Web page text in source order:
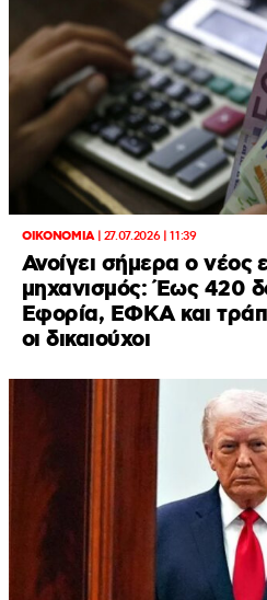
ΟΙΚΟΝΟΜΙΑ| 27.07.2026 | 11:39
Ανοίγει σήμερα ο νέος
μηχανισμός: Έως 420
Εφορία, ΕΦΚΑ και
οι δικαιούχοι